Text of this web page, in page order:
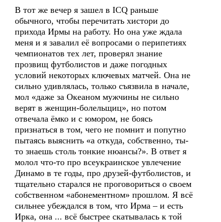
В тот же вечер я зашел в ICQ раньше
обычного, чтобы перечитать хистори до
прихода Ирмы на работу. Но она уже ждала
меня и я завалил её вопросами о перипетиях
чемпионатов тех лет, проверял знание
прозвищ футболистов и даже погодных
условий некоторых ключевых матчей. Она не
сильно удивлялась, только съязвила в начале,
мол «даже за Океаном мужчины не сильно
верят в женщин-болельщиц», но потом
отвечала ёмко и с юмором, не боясь
признаться в том, чего не помнит и попутно
пытаясь выяснить «а откуда, собственно, ты-
то знаешь столь тонкие нюансы?». В ответ я
молол что-то про всеукраинское увлечение
Динамо в те годы, про друзей-футболистов, и
тщательно старался не проговориться о своем
собственном «абонементном» прошлом. Я всё
сильнее убеждался в том, что Ирма – и есть
Ирка, она ... всё быстрее скатывалась к той